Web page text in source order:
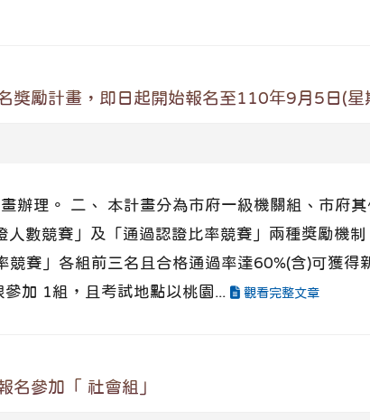
獎勵計畫，即日起開始報名至110年9月5日(星
辦理。 二、 本計畫分為市府一級機關組、市府
數競賽」及「通過認證比率競賽」兩種獎勵機
賽」各組前三名且合格通過率達60%(含)可獲得
加 1組，且考試地點以桃園...
觀看完整文章
名參加「 社會組」